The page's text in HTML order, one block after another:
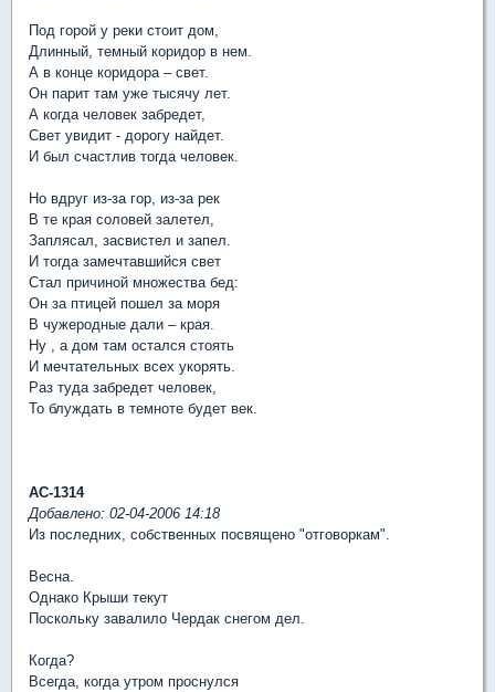
Под горой у реки стоит дом,
Длинный, темный коридор в нем.
А в конце коридора – свет.
Он парит там уже тысячу лет.
А когда человек забредет,
Свет увидит - дорогу найдет.
И был счастлив тогда человек.
Но вдруг из-за гор, из-за рек
В те края соловей залетел,
Заплясал, засвистел и запел.
И тогда замечтавшийся свет
Стал причиной множества бед:
Он за птицей пошел за моря
В чужеродные дали – края.
Ну , а дом там остался стоять
И мечтательных всех укорять.
Раз туда забредет человек,
То блуждать в темноте будет век.
АС-1314
Добавлено: 02-04-2006 14:18
Из последних, собственных посвящено "отговоркам".
Весна.
Однако Крыши текут
Поскольку завалило Чердак снегом дел.
Когда?
Всегда, когда утром проснулся